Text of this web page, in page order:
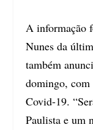
A informação
Nunes da
também
domingo, com
Covid-19.
Paulista e um